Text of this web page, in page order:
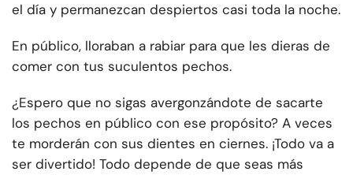
el día y permanezcan despiertos casi toda la noche.
En público, lloraban a rabiar para que les dieras de
comer con tus suculentos pechos.
¿Espero que no sigas avergonzándote de sacarte
los pechos en público con ese propósito? A veces
te morderán con sus dientes en ciernes. ¡Todo va a
ser divertido! Todo depende de que seas más